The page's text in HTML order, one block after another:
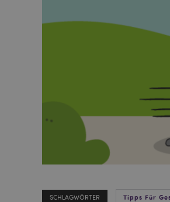
SCHLAGWÖRTER Tipps Für